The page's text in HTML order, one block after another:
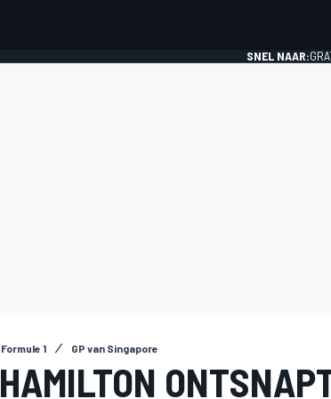
SNEL NAAR:
Formule 1 GP van Singapore
HAMILTON